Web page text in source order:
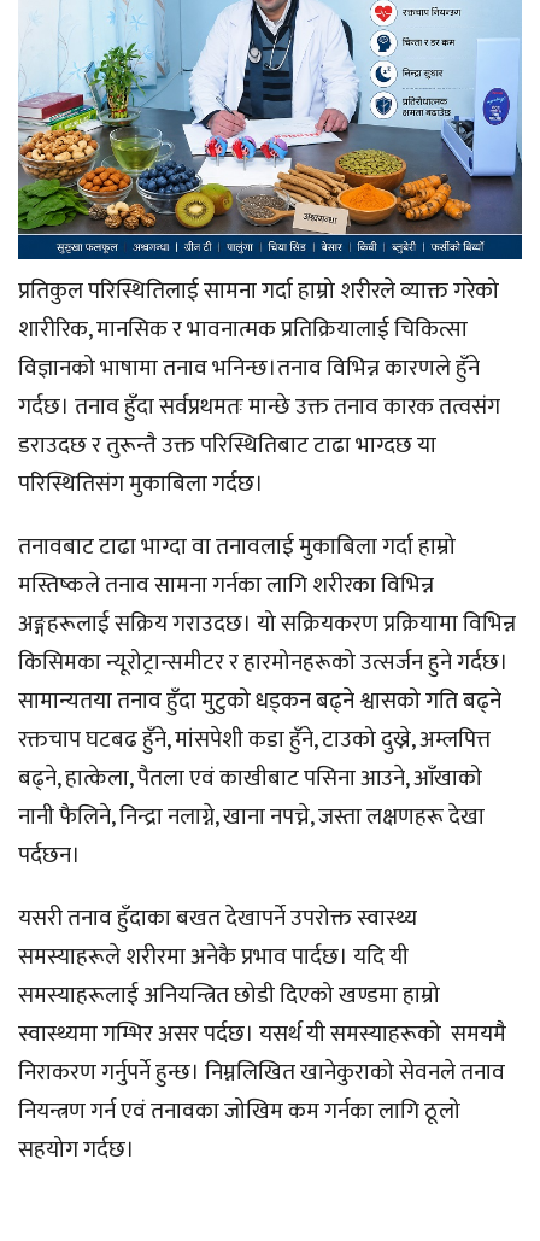
प्रतिकुल परिस्थितिलाई सामना गर्दा हाम्रो शरीरले व्याक्त गरेको
शारीरिक, मानसिक र भावनात्मक प्रतिक्रियालाई चिकित्सा
विज्ञानको भाषामा तनाव भनिन्छ।तनाव विभिन्न कारणले हुँने
गर्दछ। तनाव हुँदा सर्वप्रथमतः मान्छे उक्त तनाव कारक तत्वसंग
डराउदछ र तुरून्तै उक्त परिस्थितिबाट टाढा भाग्दछ या
परिस्थितिसंग मुकाबिला गर्दछ।
तनावबाट टाढा भाग्दा वा तनावलाई मुकाबिला गर्दा हाम्रो
मस्तिष्कले तनाव सामना गर्नका लागि शरीरका विभिन्न
अङ्गहरूलाई सक्रिय गराउदछ। यो सक्रियकरण प्रक्रियामा विभिन्न
किसिमका न्यूरोट्रान्समीटर र हारमोनहरूको उत्सर्जन हुने गर्दछ।
सामान्यतया तनाव हुँदा मुटुको धड्कन बढ्ने श्वासको गति बढ्ने
रक्तचाप घटबढ हुँने, मांसपेशी कडा हुँने, टाउको दुख्ने, अम्लपित्त
बढ्ने, हात्केला, पैतला एवं काखीबाट पसिना आउने, आँखाको
नानी फैलिने, निन्द्रा नलाग्ने, खाना नपच्ने, जस्ता लक्षणहरू देखा
पर्दछन।
यसरी तनाव हुँदाका बखत देखापर्ने उपरोक्त स्वास्थ्य
समस्याहरूले शरीरमा अनेकै प्रभाव पार्दछ। यदि यी
समस्याहरूलाई अनियन्त्रित छोडी दिएको खण्डमा हाम्रो
स्वास्थ्यमा गम्भिर असर पर्दछ। यसर्थ यी समस्याहरूको समयमै
निराकरण गर्नुपर्ने हुन्छ। निम्नलिखित खानेकुराको सेवनले तनाव
नियन्त्रण गर्न एवं तनावका जोखिम कम गर्नका लागि ठूलो
सहयोग गर्दछ।